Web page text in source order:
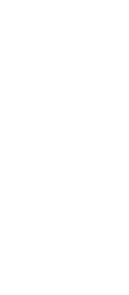
的避开方
API基地